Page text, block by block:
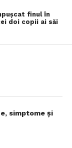
finul în
doi copii ai săi
simptome și